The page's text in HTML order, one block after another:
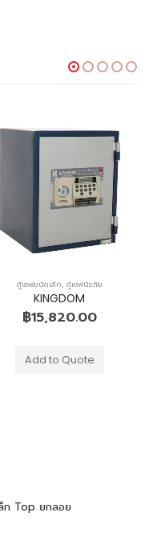
ตู้เซฟชนิดเล็ก, ตู้เซฟนิรภัย
KINGDOM
฿15,820.00
Add to Quote
ก Top ยกลอย